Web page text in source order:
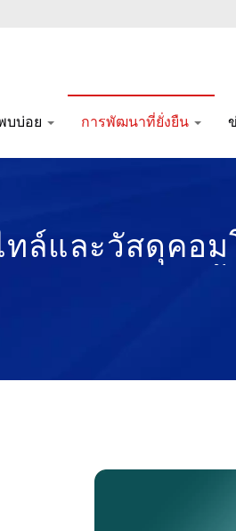
บบ่อย การพัฒนาที่ยั่งยืน
ทล์และวัสดุคอ
สิ่งแวดล้อม ตั้